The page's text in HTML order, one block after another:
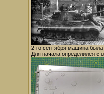
2-го сентября машина
Для начала определился с